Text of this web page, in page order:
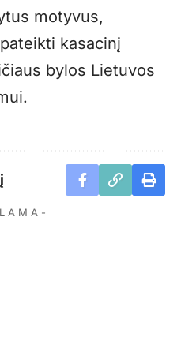
motyvus,
kasacinį
bylos Lietuvos
A M A -